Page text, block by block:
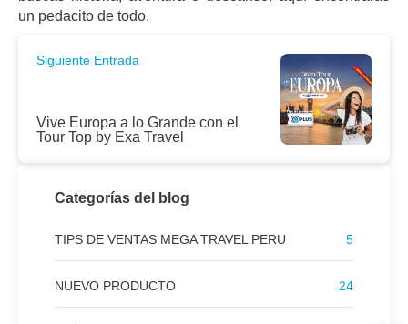
un pedacito de todo.
Siguiente Entrada
Vive Europa a lo Grande con el
Tour Top by Exa Travel
Categorías del blog
TIPS DE VENTAS MEGA TRAVEL PERU 5
NUEVO PRODUCTO 24